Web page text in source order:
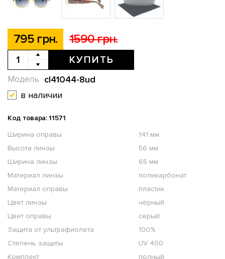
795 грн. 1590 грн.
КУПИТЬ
cl41044-8ud
Модель
в наличии
Код товара: 11571
Ширина оправы
141 мм
Высота линзы
56 мм
Ширина линзы
65 мм
Материал линзы
поликарбонат
Материал оправы
пластик
Цвет линзы
чёрный
Цвет оправы
серый
Защита от ультрафиолета
100%
Степень защиты
UV 400
Комплект
полный